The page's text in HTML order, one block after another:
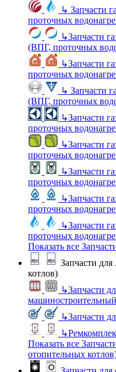
↳ Запчасти
проточных
↳Запчасти
(ВПГ, проточных
↳Запчасти
проточных
↳ Запчасти
(ВПГ, проточных
↳Запчасти
проточных
↳Запчасти
проточных
↳Запчасти
проточных
↳Запчасти
проточных
↳Запчасти
проточных
Показать все
Запчасти
котлов)
↳Запчасти
↳Запчасти
↳
Показать все
отопительных